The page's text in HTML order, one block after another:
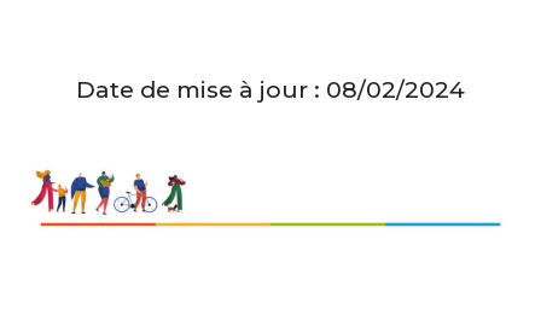
Date de mise à jour : 08/02/2024